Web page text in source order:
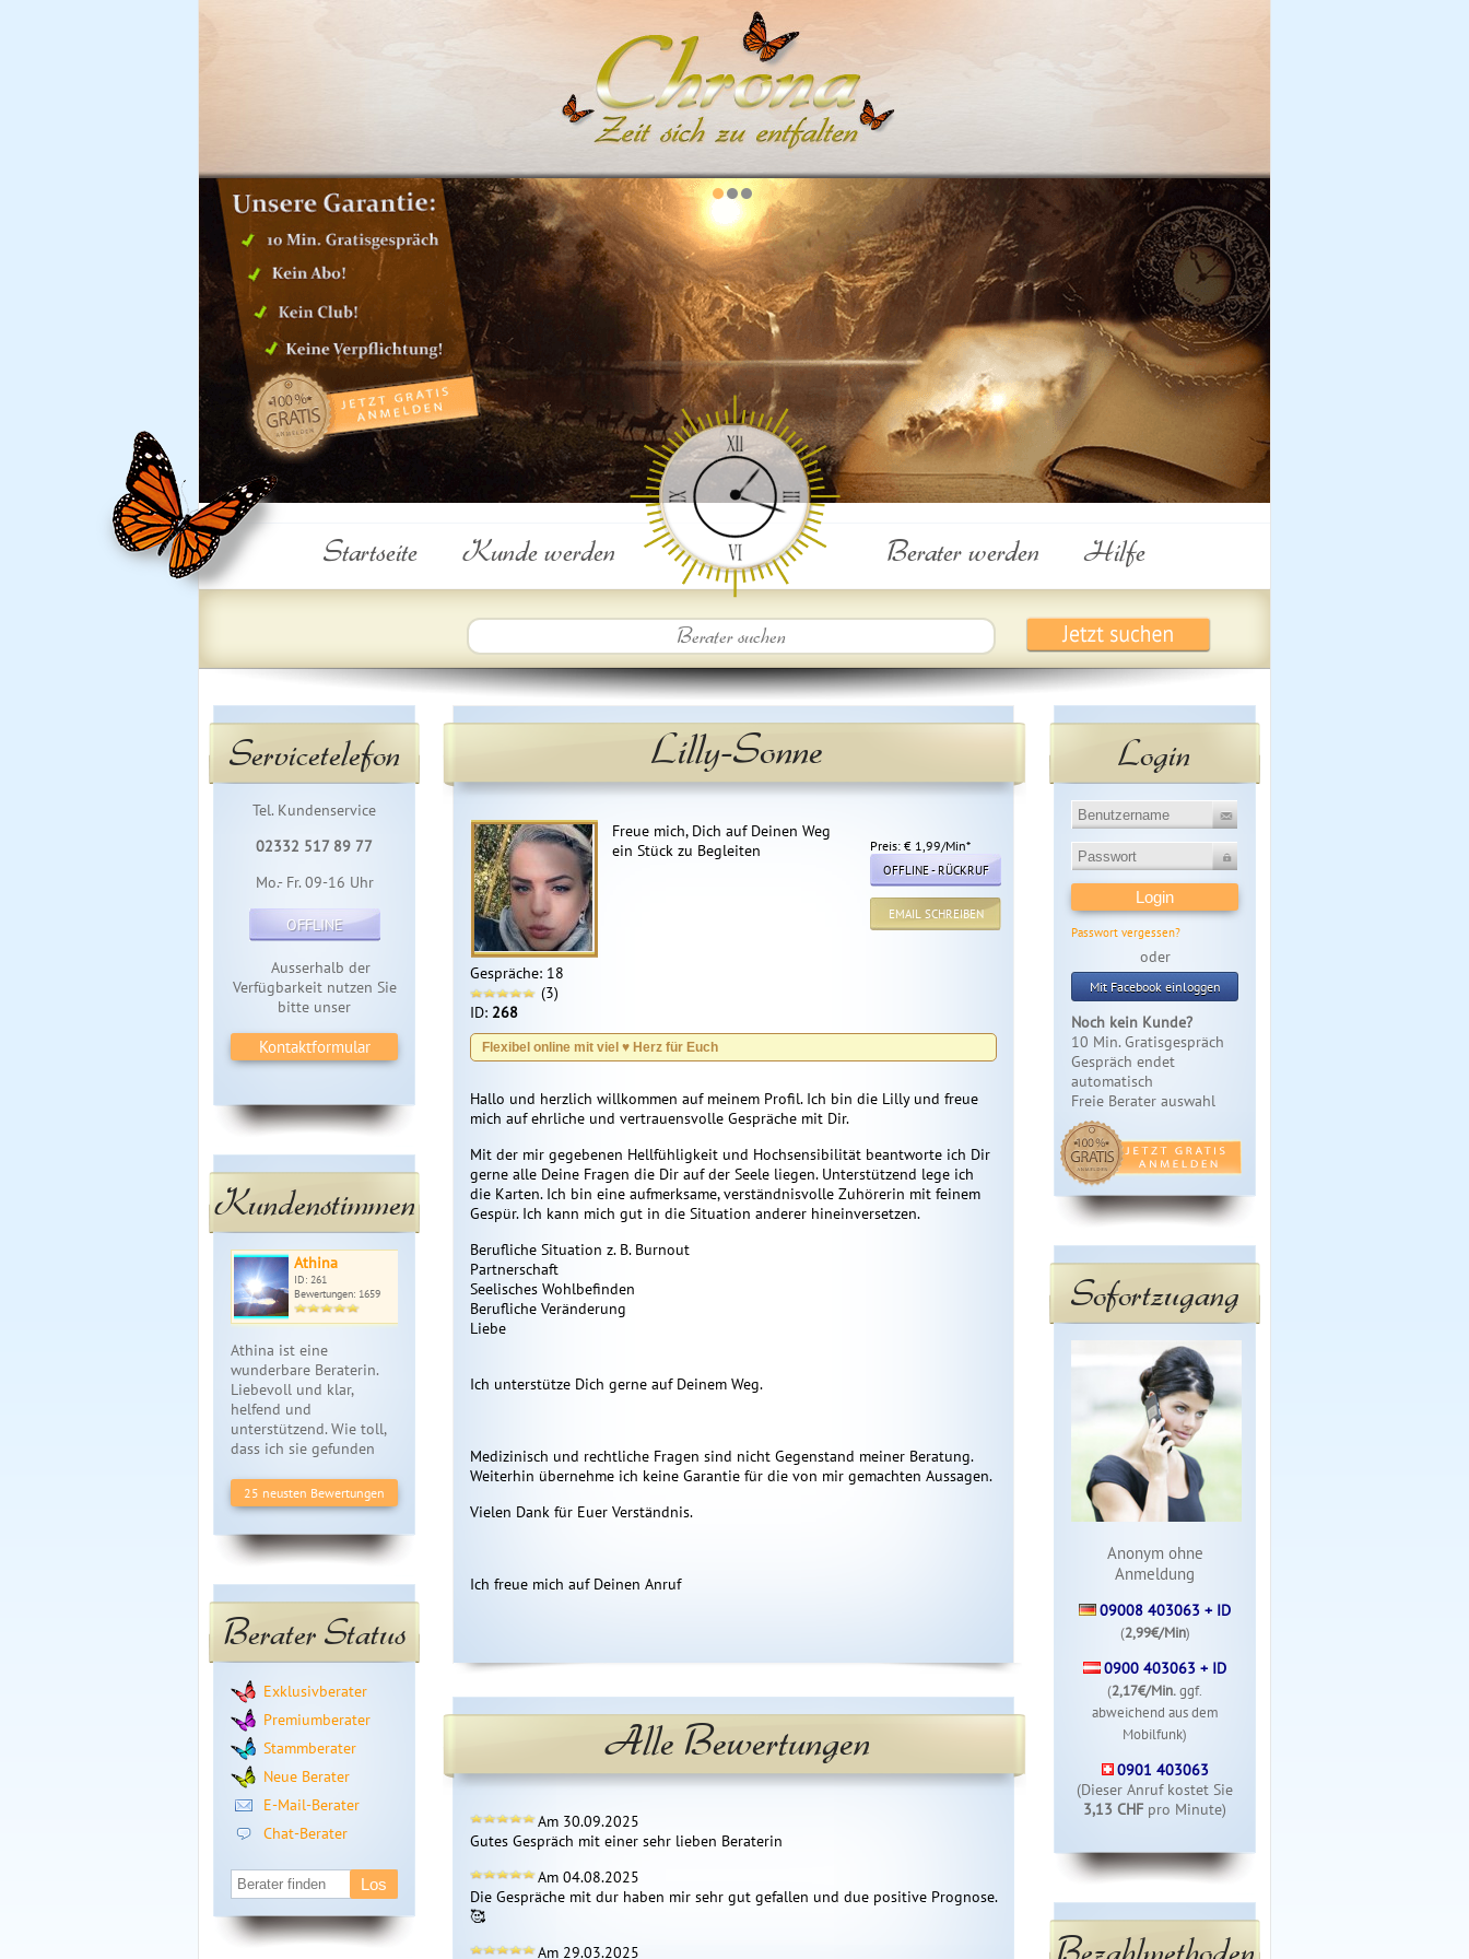
Startseite Kunde werden Berater werden Hilfe
Servicetelefon
Tel. Kundenservice
02332 517 89 77
Mo.- Fr. 09-16 Uhr
OFFLINE
Ausserhalb der
Verfügbarkeit nutzen Sie
bitte unser
Kontaktformular
Kundenstimmen
Athina
ID: 261
Bewertungen: 1659
Athina ist eine
wunderbare Beraterin.
Liebevoll und klar,
helfend und
unterstützend. Wie toll,
dass ich sie gefunden
25 neusten Bewertungen
Berater Status
Exklusivberater
Premiumberater
Stammberater
Neue Berater
E-Mail-Berater
Chat-Berater
Login
Passwort vergessen?
oder
Mit Facebook einloggen
Noch kein Kunde?
10 Min. Gratisgespräch
Gespräch endet
automatisch
Freie Berater auswahl
Sofortzugang
Anonym ohne
Anmeldung
09008 403063 + ID
(2,99€/Min)
0900 403063 + ID
(2,17€/Min.ggf.
abweichend aus dem
Mobilfunk)
0901 403063
(Dieser Anruf kostet Sie
3,13 CHF pro Minute)
Bezahlmethoden
Lilly-Sonne
Freue mich, Dich auf Deinen Weg
ein Stück zu Begleiten
Preis: € 1,99/Min*
OFFLINE - RÜCKRUF
EMAIL SCHREIBEN
Gespräche: 18
(3)
ID: 268
Flexibel online mit viel ♥️ Herz für Euch
Hallo und herzlich willkommen auf meinem Profil. Ich bin die Lilly und freue
mich auf ehrliche und vertrauensvolle Gespräche mit Dir.
Mit der mir gegebenen Hellfühligkeit und Hochsensibilität beantworte ich Dir
gerne alle Deine Fragen die Dir auf der Seele liegen. Unterstützend lege ich
die Karten. Ich bin eine aufmerksame, verständnisvolle Zuhörerin mit feinem
Gespür. Ich kann mich gut in die Situation anderer hineinversetzen.
Berufliche Situation z. B. Burnout
Partnerschaft
Seelisches Wohlbefinden
Berufliche Veränderung
Liebe
Ich unterstütze Dich gerne auf Deinem Weg.
Medizinisch und rechtliche Fragen sind nicht Gegenstand meiner Beratung.
Weiterhin übernehme ich keine Garantie für die von mir gemachten Aussagen.
Vielen Dank für Euer Verständnis.
Ich freue mich auf Deinen Anruf
Alle Bewertungen
Am 30.09.2025
Gutes Gespräch mit einer sehr lieben Beraterin
Am 04.08.2025
Die Gespräche mit dur haben mir sehr gut gefallen und due positive Prognose.
🥰
Am 29.03.2025